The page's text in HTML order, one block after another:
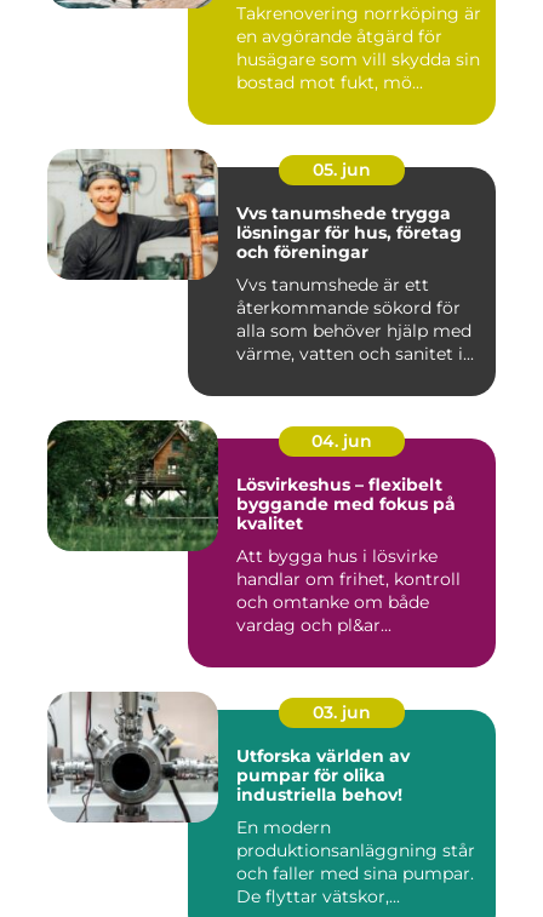
Takrenovering norrköping är
en avgörande åtgärd för
husägare som vill skydda sin
bostad mot fukt, mö...
05. jun
Vvs tanumshede trygga
lösningar för hus, företag
och föreningar
Vvs tanumshede är ett
återkommande sökord för
alla som behöver hjälp med
värme, vatten och sanitet i...
04. jun
Lösvirkeshus – flexibelt
byggande med fokus på
kvalitet
Att bygga hus i lösvirke
handlar om frihet, kontroll
och omtanke om både
vardag och pl&ar...
03. jun
Utforska världen av
pumpar för olika
industriella behov!
En modern
produktionsanläggning står
och faller med sina pumpar.
De flyttar vätskor,...